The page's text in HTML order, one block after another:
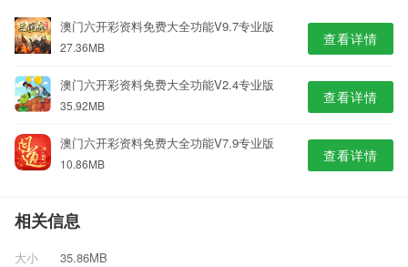
澳门六开彩资料免费大全功能V9.7专业版
27.36MB 查看详情
澳门六开彩资料免费大全功能V2.4专业版
35.92MB 查看详情
澳门六开彩资料免费大全功能V7.9专业版
10.86MB 查看详情
相关信息
大小
35.86MB